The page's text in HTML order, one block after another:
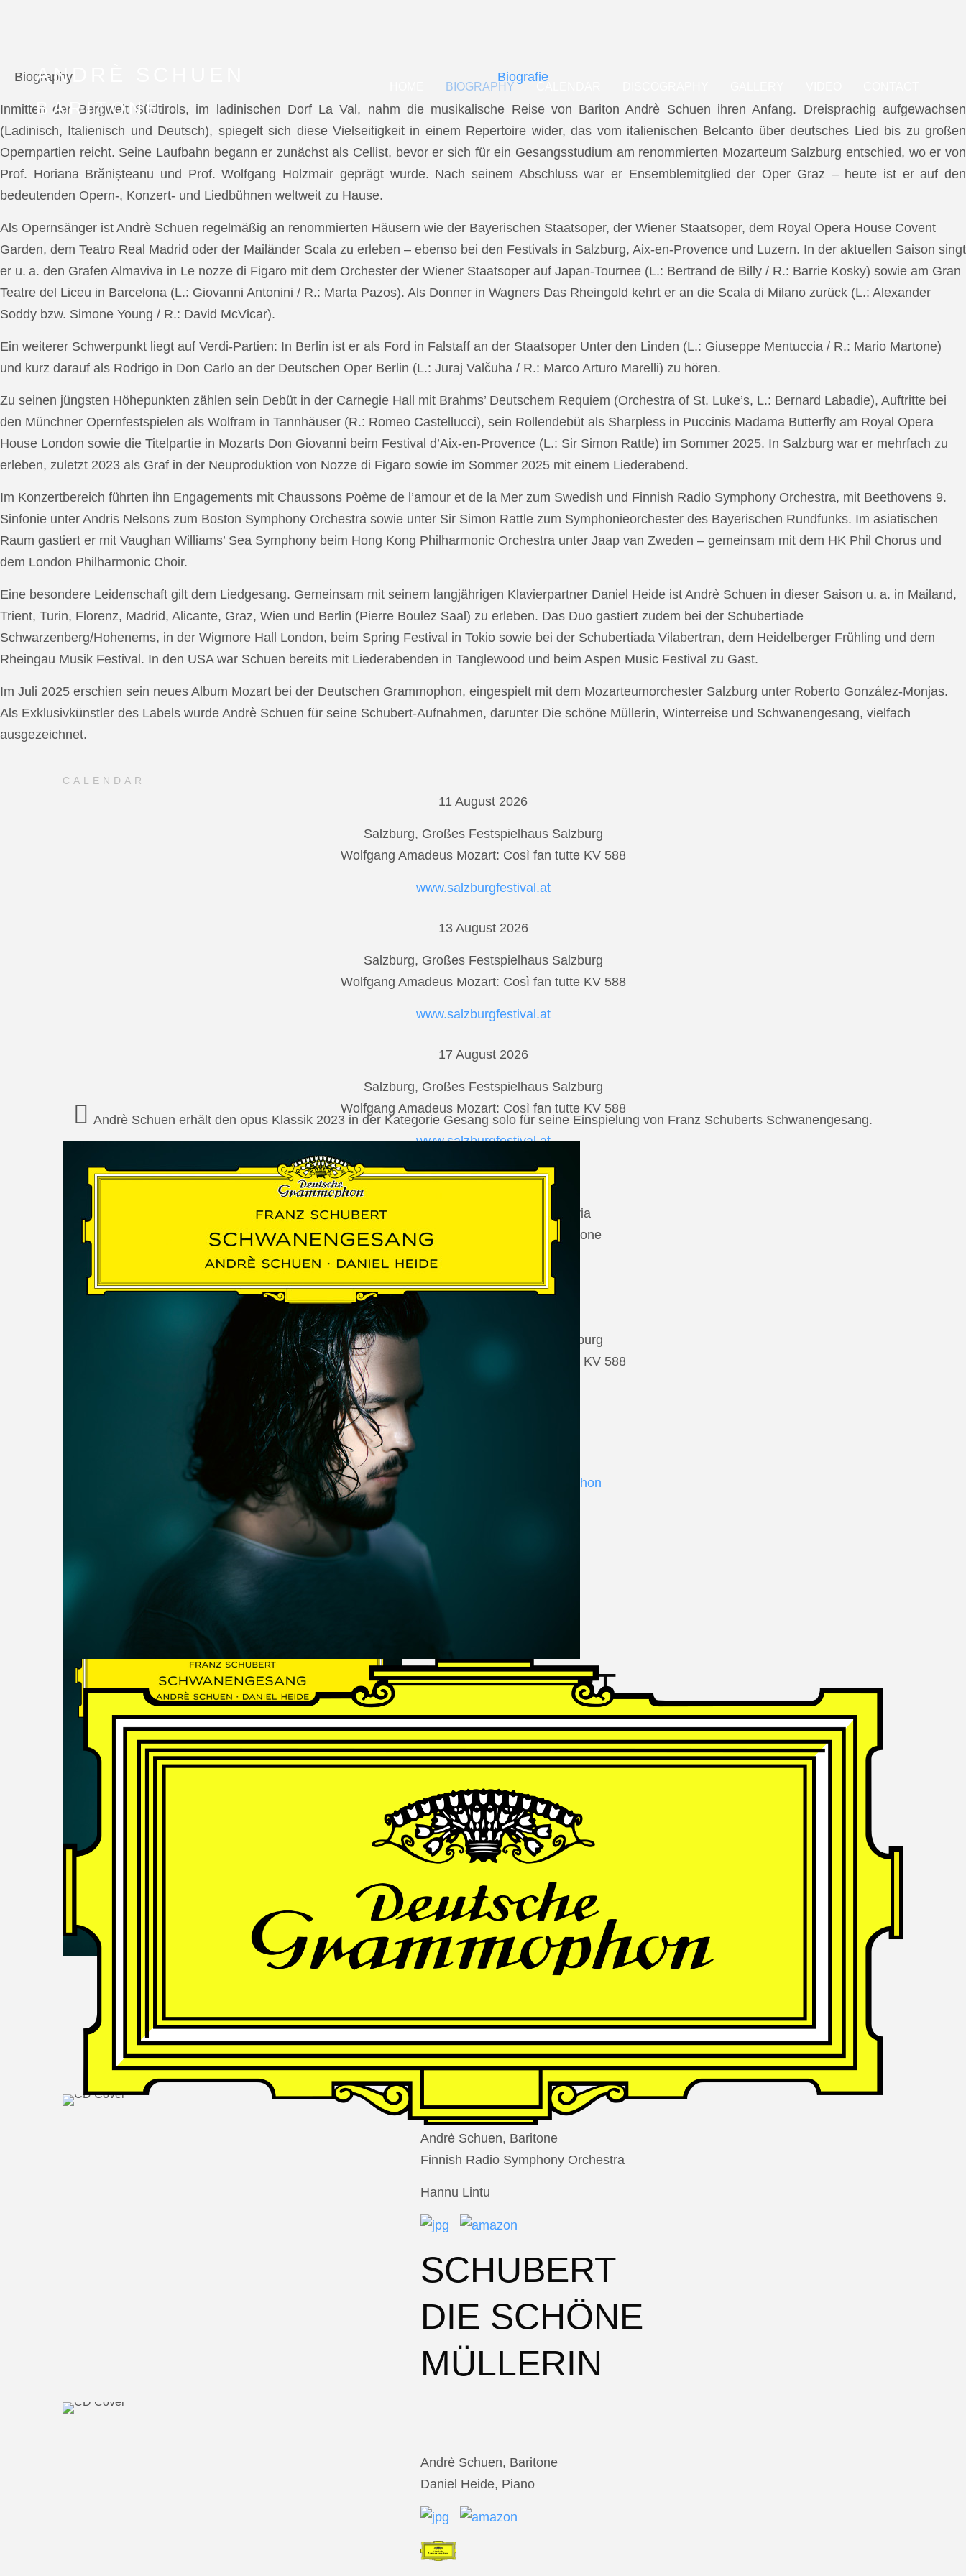
ANDRÈ SCHUEN
BARITONE
BIOGRAPHY
Biography Biografie
Inmitten der Bergwelt Südtirols, im ladinischen Dorf La Val, nahm die musikalische Reise von Bariton Andrè Schuen ihren Anfang. Dreisprachig aufgewachsen
(Ladinisch, Italienisch und Deutsch), spiegelt sich diese Vielseitigkeit in einem Repertoire wider, das vom italienischen Belcanto über deutsches Lied bis zu großen
Opernpartien reicht. Seine Laufbahn begann er zunächst als Cellist, bevor er sich für ein Gesangsstudium am renommierten Mozarteum Salzburg entschied, wo er von
Prof. Horiana Brănișteanu und Prof. Wolfgang Holzmair geprägt wurde. Nach seinem Abschluss war er Ensemblemitglied der Oper Graz – heute ist er auf den
bedeutenden Opern-, Konzert- und Liedbühnen weltweit zu Hause.
Als Opernsänger ist Andrè Schuen regelmäßig an renommierten Häusern wie der Bayerischen Staatsoper, der Wiener Staatsoper, dem Royal Opera House Covent
Garden, dem Teatro Real Madrid oder der Mailänder Scala zu erleben – ebenso bei den Festivals in Salzburg, Aix-en-Provence und Luzern. In der aktuellen Saison singt
er u. a. den Grafen Almaviva in Le nozze di Figaro mit dem Orchester der Wiener Staatsoper auf Japan-Tournee (L.: Bertrand de Billy / R.: Barrie Kosky) sowie am Gran
Teatre del Liceu in Barcelona (L.: Giovanni Antonini / R.: Marta Pazos). Als Donner in Wagners Das Rheingold kehrt er an die Scala di Milano zurück (L.: Alexander
Soddy bzw. Simone Young / R.: David McVicar).
Ein weiterer Schwerpunkt liegt auf Verdi-Partien: In Berlin ist er als Ford in Falstaff an der Staatsoper Unter den Linden (L.: Giuseppe Mentuccia / R.: Mario Martone)
und kurz darauf als Rodrigo in Don Carlo an der Deutschen Oper Berlin (L.: Juraj Valčuha / R.: Marco Arturo Marelli) zu hören.
Zu seinen jüngsten Höhepunkten zählen sein Debüt in der Carnegie Hall mit Brahms’ Deutschem Requiem (Orchestra of St. Luke’s, L.: Bernard Labadie), Auftritte bei
den Münchner Opernfestspielen als Wolfram in Tannhäuser (R.: Romeo Castellucci), sein Rollendebüt als Sharpless in Puccinis Madama Butterfly am Royal Opera
House London sowie die Titelpartie in Mozarts Don Giovanni beim Festival d’Aix-en-Provence (L.: Sir Simon Rattle) im Sommer 2025. In Salzburg war er mehrfach zu
erleben, zuletzt 2023 als Graf in der Neuproduktion von Nozze di Figaro sowie im Sommer 2025 mit einem Liederabend.
Im Konzertbereich führten ihn Engagements mit Chaussons Poème de l’amour et de la Mer zum Swedish und Finnish Radio Symphony Orchestra, mit Beethovens 9.
Sinfonie unter Andris Nelsons zum Boston Symphony Orchestra sowie unter Sir Simon Rattle zum Symphonieorchester des Bayerischen Rundfunks. Im asiatischen
Raum gastiert er mit Vaughan Williams’ Sea Symphony beim Hong Kong Philharmonic Orchestra unter Jaap van Zweden – gemeinsam mit dem HK Phil Chorus und
dem London Philharmonic Choir.
Eine besondere Leidenschaft gilt dem Liedgesang. Gemeinsam mit seinem langjährigen Klavierpartner Daniel Heide ist Andrè Schuen in dieser Saison u. a. in Mailand,
Trient, Turin, Florenz, Madrid, Alicante, Graz, Wien und Berlin (Pierre Boulez Saal) zu erleben. Das Duo gastiert zudem bei der Schubertiade
Schwarzenberg/Hohenems, in der Wigmore Hall London, beim Spring Festival in Tokio sowie bei der Schubertiada Vilabertran, dem Heidelberger Frühling und dem
Rheingau Musik Festival. In den USA war Schuen bereits mit Liederabenden in Tanglewood und beim Aspen Music Festival zu Gast.
Im Juli 2025 erschien sein neues Album Mozart bei der Deutschen Grammophon, eingespielt mit dem Mozarteumorchester Salzburg unter Roberto González-Monjas.
Als Exklusivkünstler des Labels wurde Andrè Schuen für seine Schubert-Aufnahmen, darunter Die schöne Müllerin, Winterreise und Schwanengesang, vielfach
ausgezeichnet.
CALENDAR
11 August 2026
Salzburg, Großes Festspielhaus Salzburg
Wolfgang Amadeus Mozart: Così fan tutte KV 588
www.salzburgfestival.at
13 August 2026
Salzburg, Großes Festspielhaus Salzburg
Wolfgang Amadeus Mozart: Così fan tutte KV 588
www.salzburgfestival.at
17 August 2026
Salzburg, Großes Festspielhaus Salzburg
Wolfgang Amadeus Mozart: Così fan tutte KV 588
www.salzburgfestival.at
20 August 2026
Vilabertran, Canònica de Santa Maria
Johannes Brahms: Die schöne Magelone
www.schubertiada.cat
Salzburg, Großes Festspielhaus Salzburg
Wolfgang Amadeus Mozart: Così fan tutte KV 588
www.salzburgfestival.at
Andrè Schuen at Deutsche Grammophon
SCHUBERT
Schwanengesang
Andrè Schuen, Baritone
Daniel Heide, Piano
THOMAS
LARCHER
Die Nacht der Verlorenen
Andrè Schuen, Baritone
Finnish Radio Symphony Orchestra
Hannu Lintu
SCHUBERT
DIE SCHÖNE
MÜLLERIN
Andrè Schuen, Baritone
Daniel Heide, Piano
Andrè Schuen erhält den opus Klassik 2023 in der Kategorie Gesang solo für seine Einspielung von Franz Schuberts Schwanengesang.